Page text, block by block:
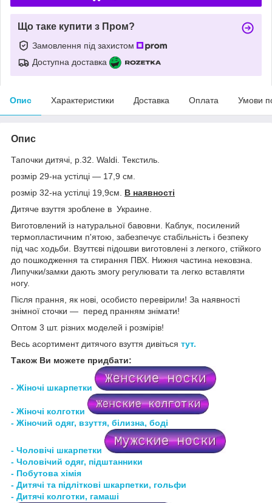
Що таке купити з Пром?
Замовлення під захистом
Доступна доставка
Опис Характеристики Доставка Оплата Умови
Опис
Тапочки дитячі, р.32. Waldi. Текстиль.
розмір 29-на устілці — 17,9 см.
розмір 32-на устілці 19,9см. В наявності
Дитяче взуття зроблене в Украине.
Виготовлений із натуральної бавовни. Каблук, посилений
термопластичним п'ятою, забезпечує стабільність і безпеку
під час ходьби. Взуттєві підошви виготовлені з легкого, стійкого
до пошкодження та стирання ПВХ. Нижня частина нековзна.
Липучки/замки дають змогу регулювати та легко вставляти
ногу.
Після прання, як нові, особисто перевірили! За наявності
знімної сточки — перед пранням знімати!
Оптом 3 шт. різних моделей і розмірів!
Весь асортимент дитячого взуття дивіться тут.
Також Ви можете придбати:
- Жіночі шкарпетки
- Жіночі колготки
- Жіночий одяг, взуття, білизна, боді
- Чоловічі шкарпетки
- Чоловічий одяг, підштанники
- Побутова хімія
- Дитячі та підліткові шкарпетки, гольфи
- Дитячі колготки, гамаші